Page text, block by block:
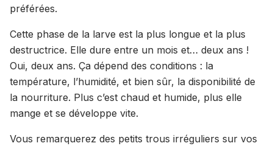
préférées.
Cette phase de la larve est la plus longue et la plus
destructrice. Elle dure entre un mois et… deux ans !
Oui, deux ans. Ça dépend des conditions : la
température, l’humidité, et bien sûr, la disponibilité de
la nourriture. Plus c’est chaud et humide, plus elle
mange et se développe vite.
Vous remarquerez des petits trous irréguliers sur vos